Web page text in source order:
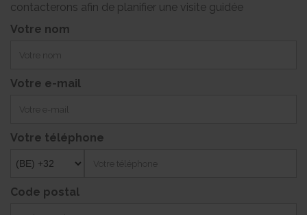
contacterons afin de planifier une visite guidée
Votre nom
Votre e-mail
Votre téléphone
Code postal